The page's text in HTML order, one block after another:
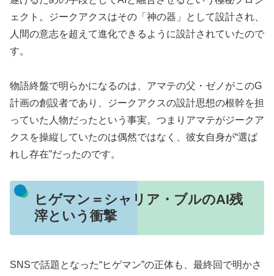
ェクト。ジークアクスはその「神の器」として設計され、
人間の意志を超えて進化できるように設計されていたので
す。
物語終盤で明らかになるのは、アマテの父・ゼノがこのG
計画の創設者であり、ジークアクスの設計思想の根幹を担
っていた人物だったという事実。つまりアマテがジークア
クスを操縦していたのは偶然ではなく、彼女自身が“選ば
れし存在”だったのです。
ヒゲマン＝シャリア・ブルのAI残
滓という衝撃
SNSで話題となった“ヒゲマン”の正体も、最終回で明かさ